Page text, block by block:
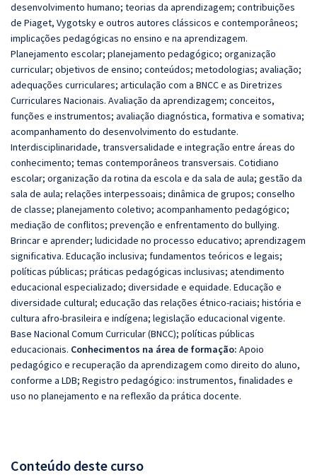
desenvolvimento humano; teorias da aprendizagem; contribuições
de Piaget, Vygotsky e outros autores clássicos e contemporâneos;
implicações pedagógicas no ensino e na aprendizagem.
Planejamento escolar; planejamento pedagógico; organização
curricular; objetivos de ensino; conteúdos; metodologias; avaliação;
adequações curriculares; articulação com a BNCC e as Diretrizes
Curriculares Nacionais. Avaliação da aprendizagem; conceitos,
funções e instrumentos; avaliação diagnóstica, formativa e somativa;
acompanhamento do desenvolvimento do estudante.
Interdisciplinaridade, transversalidade e integração entre áreas do
conhecimento; temas contemporâneos transversais. Cotidiano
escolar; organização da rotina da escola e da sala de aula; gestão da
sala de aula; relações interpessoais; dinâmica de grupos; conselho
de classe; planejamento coletivo; acompanhamento pedagógico;
mediação de conflitos; prevenção e enfrentamento do bullying.
Brincar e aprender; ludicidade no processo educativo; aprendizagem
significativa. Educação inclusiva; fundamentos teóricos e legais;
políticas públicas; práticas pedagógicas inclusivas; atendimento
educacional especializado; diversidade e equidade. Educação e
diversidade cultural; educação das relações étnico-raciais; história e
cultura afro-brasileira e indígena; legislação educacional vigente.
Base Nacional Comum Curricular (BNCC); políticas públicas
educacionais. Conhecimentos na área de formação: Apoio
pedagógico e recuperação da aprendizagem como direito do aluno,
conforme a LDB; Registro pedagógico: instrumentos, finalidades e
uso no planejamento e na reflexão da prática docente.
Conteúdo deste curso